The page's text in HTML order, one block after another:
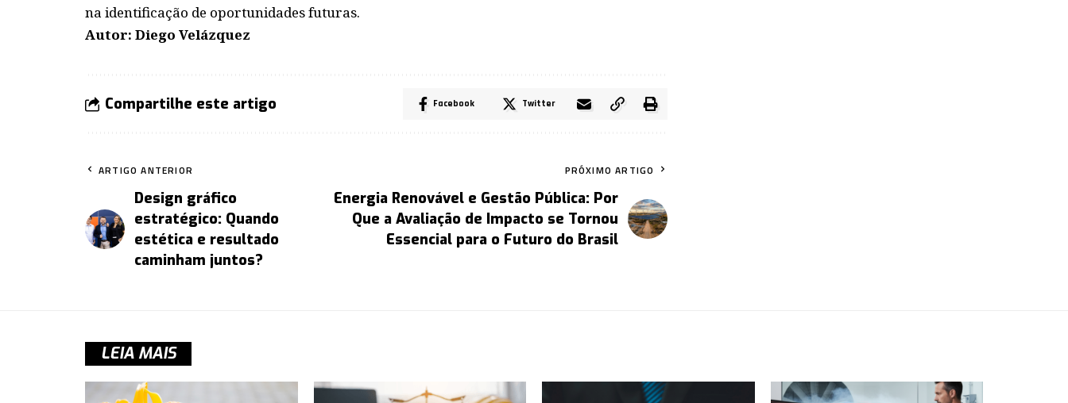
na identificação de oportunidades futuras.
Autor: Diego Velázquez
Compartilhe este artigo Facebook Twitter
ARTIGO ANTERIOR
Design gráfico
estratégico: Quando
estética e resultado
caminham juntos?
PRÓXIMO ARTIGO
Energia Renovável e Gestão Pública: Por
Que a Avaliação de Impacto se Tornou
Essencial para o Futuro do Brasil
LEIA MAIS